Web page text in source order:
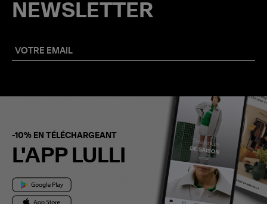
NEWSLETTER
-10% EN TÉLÉCHARGEANT
L'APP LULLI